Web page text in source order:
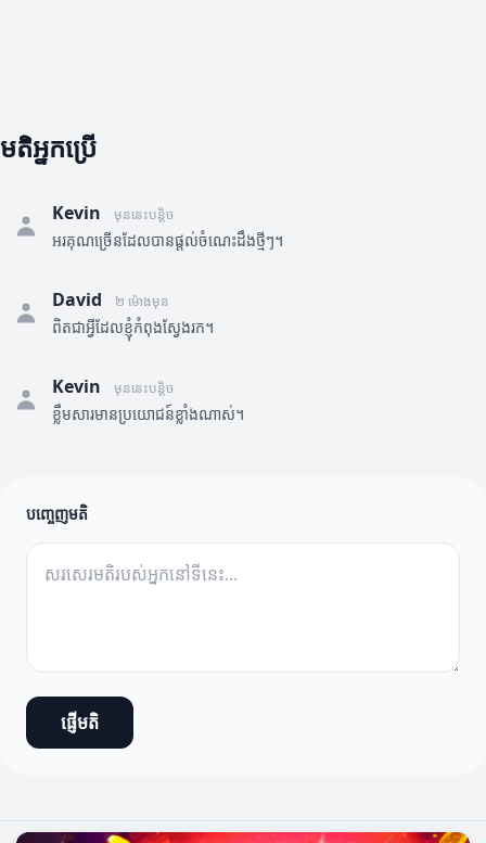
មតិអ្នកប្រើ
Kevin មុននេះបន្តិច
អរគុណច្រើនដែលបានផ្តល់ចំណេះដឹងថ្មីៗ។
David ២ ម៉ោងមុន
ពិតជាអ្វីដែលខ្ញុំកំពុងស្វែងរក។
Kevin មុននេះបន្តិច
ខ្លឹមសារមានប្រយោជន៍ខ្លាំងណាស់។
បញ្ចេញមតិ
ផ្ញើមតិ